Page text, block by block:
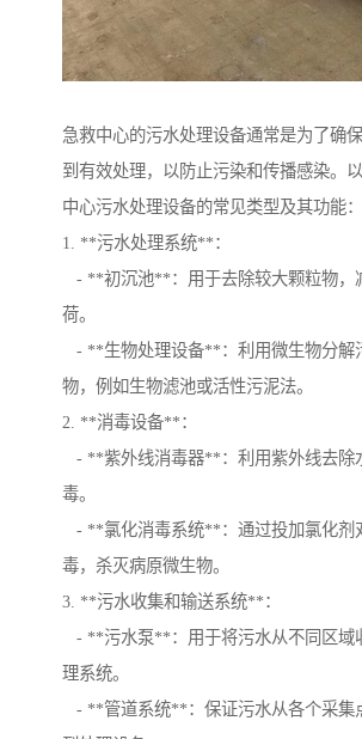
急救中心的污水处理设备通常是为了确
到有效处理，以防止污染和传播感染。
中心污水处理设备的常见类型及其功能：
1. **污水处理系统**：
- **初沉池**：用于去除较大颗粒物，
荷。
- **生物处理设备**：利用微生物分解
物，例如生物滤池或活性污泥法。
2. **消毒设备**：
- **紫外线消毒器**：利用紫外线去除
毒。
- **氯化消毒系统**：通过投加氯化剂
毒，杀灭病原微生物。
3. **污水收集和输送系统**：
- **污水泵**：用于将污水从不同区域
理系统。
- **管道系统**：保证污水从各个采集